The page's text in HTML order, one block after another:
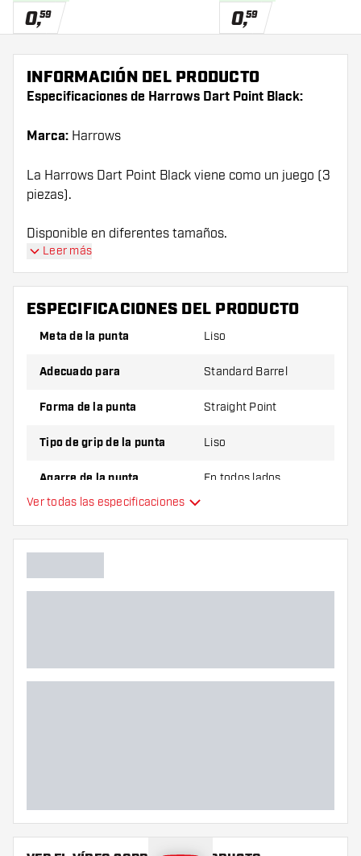
0,59 0,59
INFORMACIÓN DEL PRODUCTO
Especificaciones de Harrows Dart Point Black:
Marca: Harrows
La Harrows Dart Point Black viene como un juego (3
piezas).
Disponible en diferentes tamaños.
Leer más
ESPECIFICACIONES DEL PRODUCTO
Meta de la punta Liso
Adecuado para Standard Barrel
Forma de la punta Straight Point
Tipo de grip de la punta Liso
Agarre de la punta En todos lados
Longitud de la punta
Ver todas las especificaciones